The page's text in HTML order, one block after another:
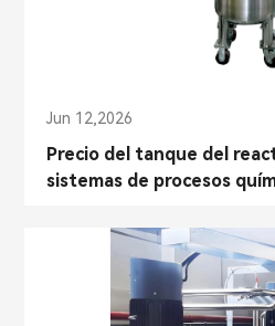
Jun 12,2026
Precio del tanque del
sistemas de procesos